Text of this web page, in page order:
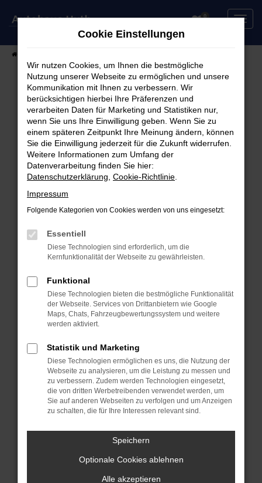
Zum
0
Fehler: Network Error
Beim Laden ist ein Fehler aufgetreten.
Hier sind ein paar Tipps, die dir helfen können:
Überprüfe deine Firewall und deine
Internetverbindung.
Laden andere Webseiten, zum Beispiel deine
Manche Erweiterungen, wie Werbeblocker,
können das Laden bestimmter Seiten
verhindern. Funktioniert die Seite in einem
Fenster?
Starte dein Gerät neu.
Das kann manchmal helfen, vorübergehende
Probleme zu beheben.
Stelle sicher, dass dein Browser und dein
Betriebssystem auf dem neuesten Stand
sind.
Veraltete Software birgt nicht nur ein
Sicherheitsrisiko, sondern kann auch dazu
führen, dass bestimmte Funktionen nicht mehr
Wende dich an den Webseitenbetreiber.
Wenn du alle oben genannten Schritte versucht
hast, kontaktiere uns bitte. Wir werden
versuchen, das Problem zu beheben. Du kannst
Cookie Einstellungen
Wir nutzen Cookies, um Ihnen die bestmögliche
Nutzung unserer Webseite zu ermöglichen und unsere
Kommunikation mit Ihnen zu verbessern. Wir
berücksichtigen hierbei Ihre Präferenzen und
verarbeiten Daten für Marketing und Statistiken nur,
wenn Sie uns Ihre Einwilligung geben. Wenn Sie zu
einem späteren Zeitpunkt Ihre Meinung ändern, können
Sie die Einwilligung jederzeit für die Zukunft widerrufen.
Weitere Informationen zum Umfang der
Datenverarbeitung finden Sie hier:
Datenschutzerklärung Cookie-Richtlinie
Impressum
Folgende Kategorien von Cookies werden von uns eingesetzt:
Essentiell
Diese Technologien sind erforderlich, um die
Kernfunktionalität der Webseite zu gewährleisten.
Funktional
Diese Technologien bieten die bestmögliche Funktionalität
der Webseite. Services von Drittanbietern wie Google
Maps, Chats, Fahrzeugbewertungssystem und weitere
werden aktiviert.
Statistik und Marketing
Diese Technologien ermöglichen es uns, die Nutzung der
Webseite zu analysieren, um die Leistung zu messen und
zu verbessern. Zudem werden Technologien eingesetzt,
die von dritten Werbetreibenden verwendet werden, um
Sie auf anderen Webseiten zu verfolgen und um Anzeigen
zu schalten, die für Ihre Interessen relevant sind.
Speichern
Optionale Cookies ablehnen
Alle akzeptieren